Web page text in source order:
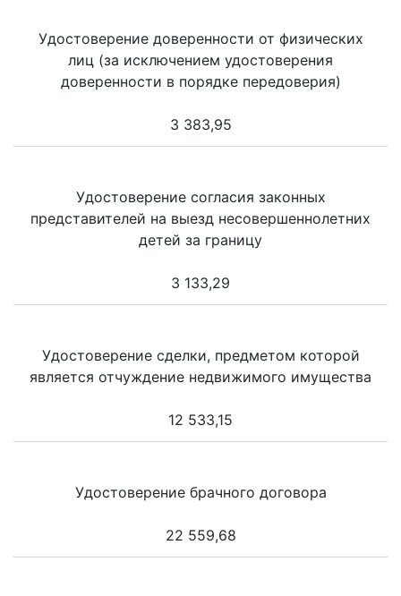
Удостоверение доверенности от физических
лиц (за исключением удостоверения
доверенности в порядке передоверия)
3 383,95
Удостоверение согласия законных
представителей на выезд несовершеннолетних
детей за границу
3 133,29
Удостоверение сделки, предметом которой
является отчуждение недвижимого имущества
12 533,15
Удостоверение брачного договора
22 559,68